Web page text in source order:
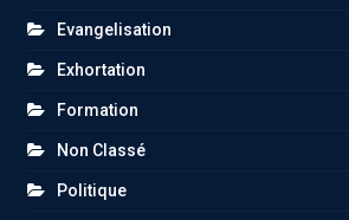
Evangelisation
Exhortation
Formation
Non Classé
Politique